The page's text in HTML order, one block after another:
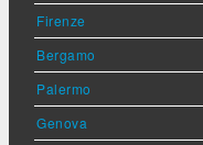
Firenze
Bergamo
Palermo
Genova